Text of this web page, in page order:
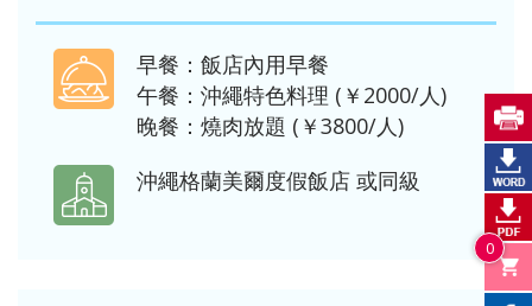
0
早餐：飯店內用早餐
午餐：沖繩特色料理 (￥2000/人)
晚餐：燒肉放題 (￥3800/人)
沖繩格蘭美爾度假飯店 或同級